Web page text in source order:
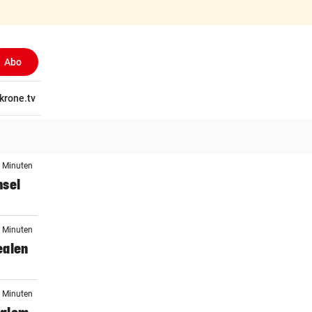
Abo
krone.tv
Minuten
Minuten
Minuten